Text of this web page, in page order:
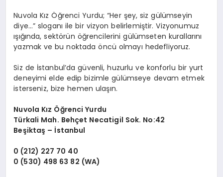
Nuvola Kız Öğrenci Yurdu; “Her şey, siz gülümseyin
diye…” sloganı ile bir vizyon belirlemiştir. Vizyonumuz
ışığında, sektörün öğrencilerini gülümseten kurallarını
yazmak ve bu noktada öncü olmayı hedefliyoruz.
Siz de İstanbul’da güvenli, huzurlu ve konforlu bir yurt
deneyimi elde edip bizimle gülümseye devam etmek
isterseniz, bize hemen ulaşın.
Nuvola Kız Öğrenci Yurdu
Türkali Mah. Behçet Necatigil Sok. No:42
Beşiktaş – İstanbul
0 (212) 227 70 40
0 (530) 498 63 82 (WA)